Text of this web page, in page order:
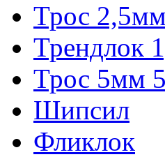
Трос
Трендлок
Трос 5мм
Шипсил
Фликлок